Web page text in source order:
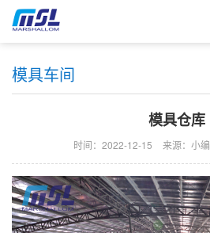
模具车间
模具仓库
时间：2022-12-15 来源：小编